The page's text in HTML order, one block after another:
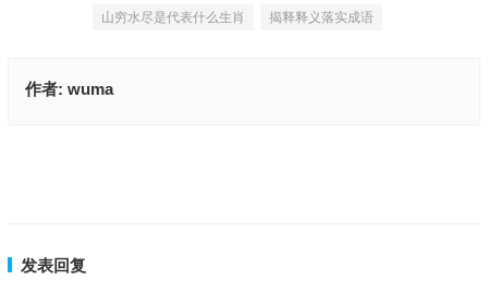
山穷水尽是代表什么生肖 揭释释义落实成语
作者: wuma
发表回复